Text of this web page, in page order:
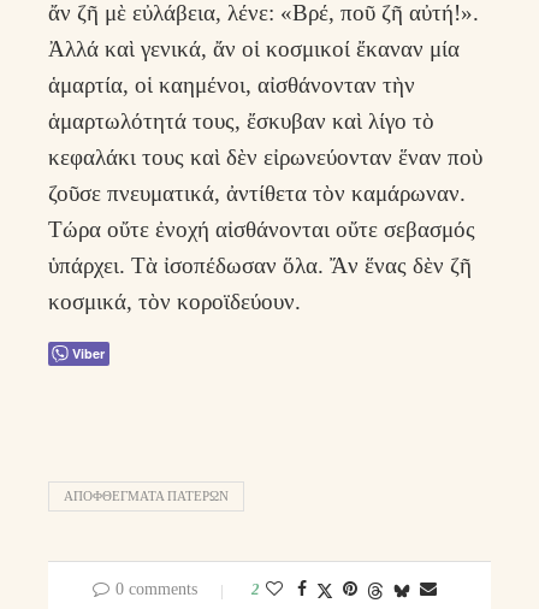
ἄν ζῆ μὲ εὐλάβεια, λένε: «Βρέ, ποῦ ζῆ αὐτή!».
Ἀλλά καὶ γενικά, ἄν οἱ κοσμικοί ἔκαναν μία
ἁμαρτία, οἱ καημένοι, αἰσθάνονταν τὴν
ἁμαρτωλότητά τους, ἔσκυβαν καὶ λίγο τὸ
κεφαλάκι τους καὶ δὲν εἰρωνεύονταν ἕναν ποὺ
ζοῦσε πνευματικά, ἀντίθετα τὸν καμάρωναν.
Τώρα οὔτε ἐνοχή αἰσθάνονται οὔτε σεβασμός
ὑπάρχει. Τὰ ἰσοπέδωσαν ὅλα. Ἄν ἕνας δὲν ζῆ
κοσμικά, τὸν κοροϊδεύουν.
Viber
ΑΠΟΦΘΈΓΜΑΤΑ ΠΑΤΈΡΩΝ
0 comments 2